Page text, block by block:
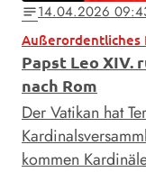
notes14.04.2026
Außerordentliches
Papst Leo XIV.
nach Rom
Der Vatikan hat
kommen